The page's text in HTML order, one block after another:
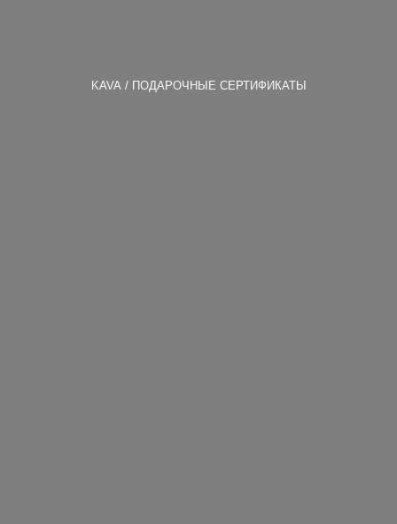
KAVA ПОДАРОЧНЫЕ СЕРТИФИКАТЫ